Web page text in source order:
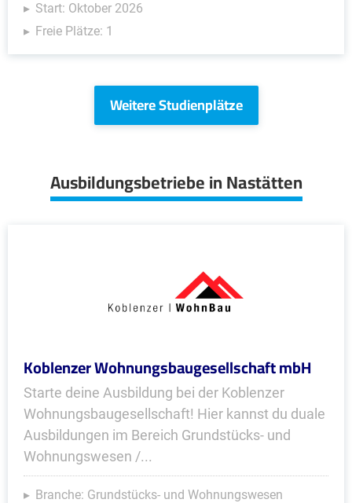
Start: Oktober 2026
Freie Plätze: 1
Weitere Studienplätze
Ausbildungsbetriebe in Nastätten
Koblenzer Wohnungsbaugesellschaft mbH
Starte deine Ausbildung bei der Koblenzer
Wohnungsbaugesellschaft! Hier kannst du duale
Ausbildungen im Bereich Grundstücks- und
Wohnungswesen /...
Branche: Grundstücks- und Wohnungswesen